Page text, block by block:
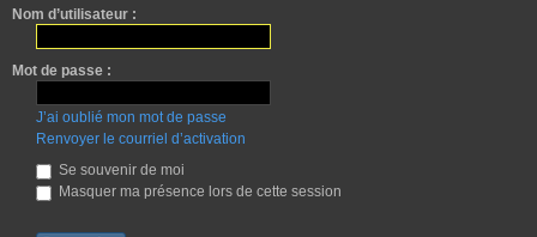
Nom d’utilisateur :
Mot de passe :
J’ai oublié mon mot de passe
Renvoyer le courriel d’activation
Se souvenir de moi
Masquer ma présence lors de cette session